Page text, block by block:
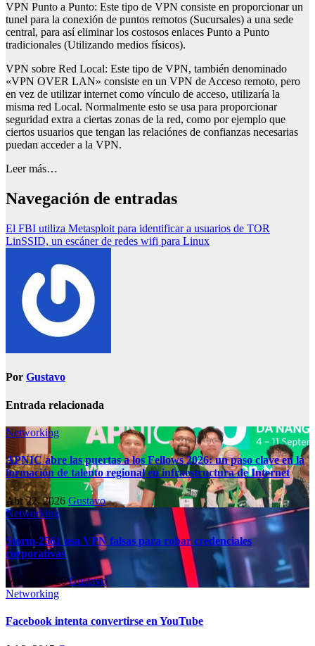
VPN Punto a Punto: Este tipo de VPN consiste en proporcionar un
tunel para la conexión de puntos remotos (Sucursales) a una sede
central, para así eliminar los costosos enlaces Punto a Punto
tradicionales (Utilizando medios físicos).
VPN sobre Red Local: Este tipo de VPN, también denominado
«VPN OVER LAN» consiste en un VPN de Acceso remoto, pero
en vez de utilizar internet como vínculo de acceso, utilizaría la
misma red Local. Normalmente esto se usa para proporcionar
seguridad extra a ciertas zonas de la red, como por ejemplo que
ciertos usuarios que tengan las relaciónes de confianzas necesarias
puedan acceder a la VPN.
Leer más…
Navegación de entradas
El FBI utiliza Metasploit para identificar a usuarios de TOR
LinSSID, un escáner de redes wifi para Linux
Por Gustavo
Entrada relacionada
Networking
APNIC abre las puertas a los Fellows 2026: un paso clave en la
formación de talento regional en infraestructura de Internet
Abr 22, 2026 Gustavo
Networking
Storm-2561 usa VPN falsas para robar credenciales
corporativas
Mar 13, 2026Gustavo
Networking
Facebook intenta convertirse en YouTube